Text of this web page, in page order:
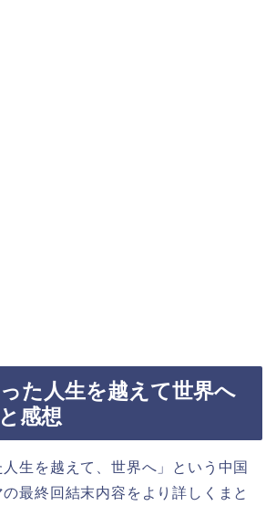
た人生を越えて世界へ
感想
人生を越えて、世界へ」という中国
最終回結末内容をより詳しくまと